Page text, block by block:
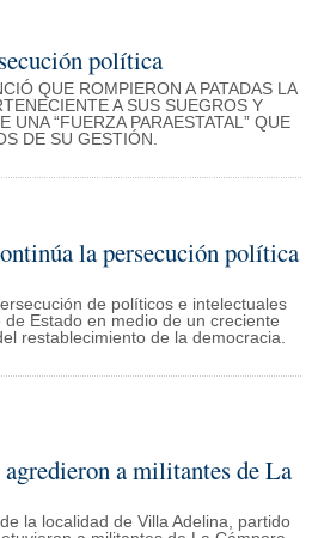
política
QUE ROMPIERON A PATADAS LA
A SUS SUEGROS Y
UNA “FUERZA PARAESTATAL” QUE
DE SU GESTIÓN.
la persecución política
de políticos e intelectuales
Estado en medio de un creciente
restablecimiento de la democracia.
a militantes de La
la localidad de Villa Adelina, partido